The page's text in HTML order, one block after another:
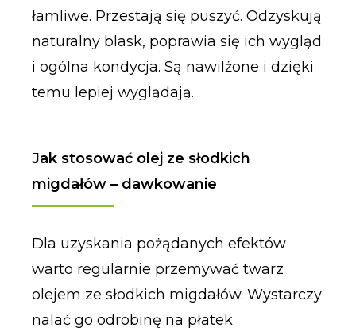
łamliwe. Przestają się puszyć. Odzyskują
naturalny blask, poprawia się ich wygląd
i ogólna kondycja. Są nawilżone i dzięki
temu lepiej wyglądają.
Jak stosować olej ze słodkich
migdałów – dawkowanie
Dla uzyskania pożądanych efektów
warto regularnie przemywać twarz
olejem ze słodkich migdałów. Wystarczy
nalać go odrobinę na płatek